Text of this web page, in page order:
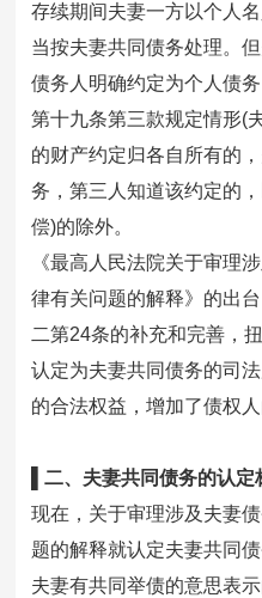
存续期间夫妻一方以个人
当按夫妻共同债务处理。
债务人明确约定为个人债
第十九条第三款规定情形(
的财产约定归各自所有的
务，第三人知道该约定的
偿)的除外。
《最高人民法院关于审理
律有关问题的解释》的出
二第24条的补充和完善，
认定为夫妻共同债务的司
的合法权益，增加了债权人
▌二、夫妻共同债务的认定
现在，关于审理涉及夫妻
题的解释就认定夫妻共同
夫妻有共同举债的意思表